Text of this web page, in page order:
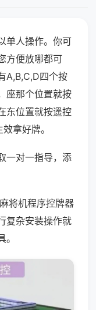
单人操作。你可
方便放哪都可
A,B,C,D四个按
座那个位置就按
东位置就按遥控
拿好牌。
一对一指导，添
将机程序控牌器
复杂安装操作就